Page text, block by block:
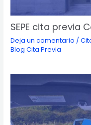
SEPE cita previa
Deja un comentario /
Blog Cita Previa